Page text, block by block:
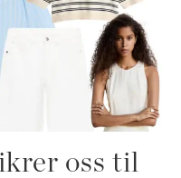
oss til